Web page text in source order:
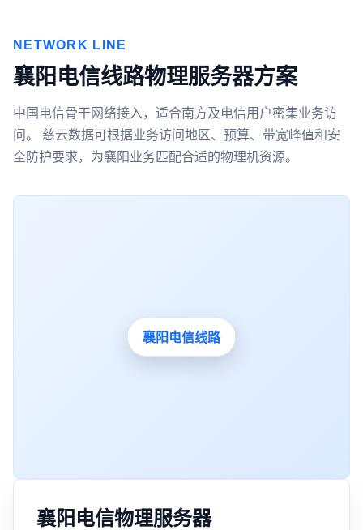
NETWORK LINE
襄阳电信线路物理服务器方案
中国电信骨干网络接入，适合南方及电信用户密集业务访
问。 慈云数据可根据业务访问地区、预算、带宽峰值和安
全防护要求，为襄阳业务匹配合适的物理机资源。
襄阳电信物理服务器